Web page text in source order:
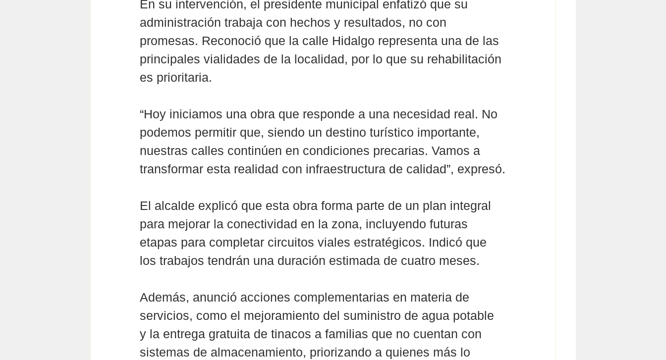
En su intervención, el presidente municipal enfatizó que su
administración trabaja con hechos y resultados, no con
promesas. Reconoció que la calle Hidalgo representa una de las
principales vialidades de la localidad, por lo que su rehabilitación
es prioritaria.
“Hoy iniciamos una obra que responde a una necesidad real. No
podemos permitir que, siendo un destino turístico importante,
nuestras calles continúen en condiciones precarias. Vamos a
transformar esta realidad con infraestructura de calidad”, expresó.
El alcalde explicó que esta obra forma parte de un plan integral
para mejorar la conectividad en la zona, incluyendo futuras
etapas para completar circuitos viales estratégicos. Indicó que
los trabajos tendrán una duración estimada de cuatro meses.
Además, anunció acciones complementarias en materia de
servicios, como el mejoramiento del suministro de agua potable
y la entrega gratuita de tinacos a familias que no cuentan con
sistemas de almacenamiento, priorizando a quienes más lo